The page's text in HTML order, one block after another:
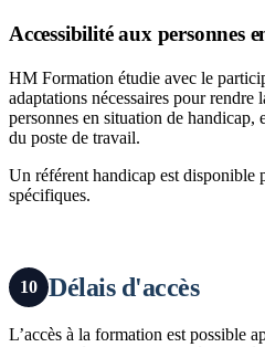
Accessibilité aux personnes
HM Formation étudie avec le
adaptations nécessaires pour rendre
personnes en situation de handicap,
du poste de travail.
Un référent handicap est disponible
spécifiques.
10 Délais d'accès
L’accès à la formation est possible